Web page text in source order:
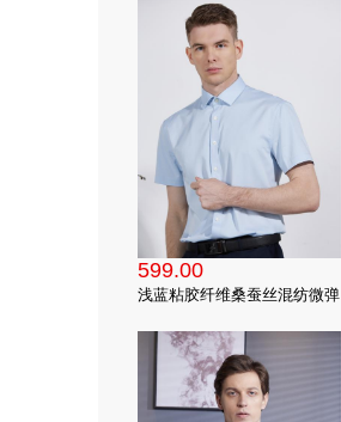
599.00
浅蓝粘胶纤维桑蚕丝混纺微弹